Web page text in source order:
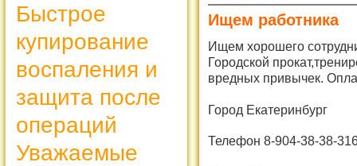
Быстрое
купирование
воспаления и
защита после
операций
Уважаемые
Ищем работника
Ищем хорошего
Городской
вредных привычек.
Город Екатеринбург
Телефон 8-904-38-38-